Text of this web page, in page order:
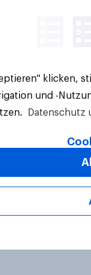
klicken,
und -
Datenschutz